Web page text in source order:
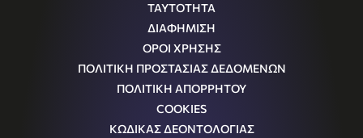
ΤΑΥΤΟΤΗΤΑ
ΔΙΑΦΗΜΙΣΗ
ΟΡΟΙ ΧΡΗΣΗΣ
ΠΟΛΙΤΙΚΗ ΠΡΟΣΤΑΣΙΑΣ ΔΕΔΟΜΕΝΩΝ
ΠΟΛΙΤΙΚΗ ΑΠΟΡΡΗΤΟΥ
COOKIES
ΚΩΔΙΚΑΣ ΔΕΟΝΤΟΛΟΓΙΑΣ